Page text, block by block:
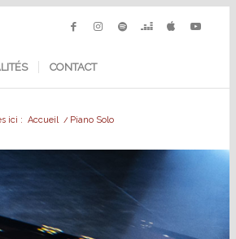
CONTACT
ici : Accueil / Piano Solo